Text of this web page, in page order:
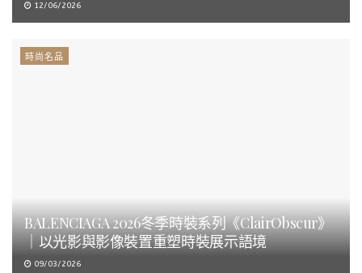
12/06/2026
時尚名品
BALENCIAGA 2026冬季時裝系列《ClairObscur》
｜以光影與影像裝置重塑時裝展示語境
09/03/2026